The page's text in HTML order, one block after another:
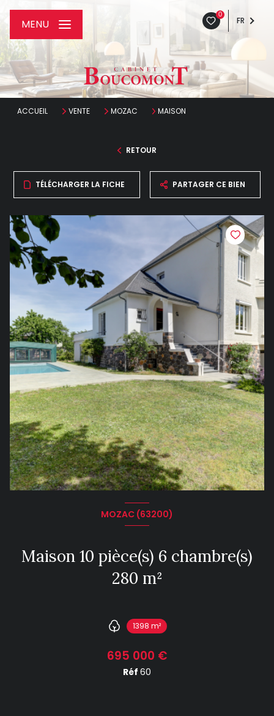
0
FR
MENU
ACCUEIL VENTE MOZAC MAISON
RETOUR
TÉLÉCHARGER LA FICHE PARTAGER CE BIEN
MOZAC (63200)
Maison 10 pièce(s) 6 chambre(s)
280 m²
1398 m²
695 000 €
Réf 60